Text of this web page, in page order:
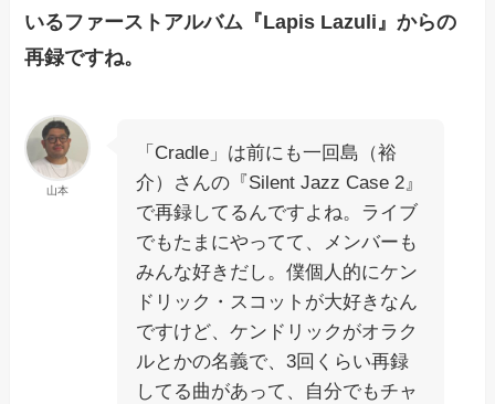
いるファーストアルバム『Lapis Lazuli』からの
再録ですね。
山本
「Cradle」は前にも一回島（裕
介）さんの『Silent Jazz Case 2』
で再録してるんですよね。ライブ
でもたまにやってて、メンバーも
みんな好きだし。僕個人的にケン
ドリック・スコットが大好きなん
ですけど、ケンドリックがオラク
ルとかの名義で、3回くらい再録
してる曲があって、自分でもチャ